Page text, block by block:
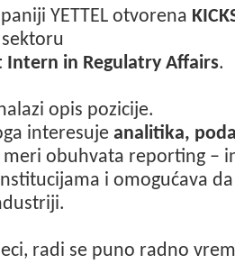
YETTEL otvorena
Intern in Regulatry Affairs.
opis pozicije.
interesuje analitika,
meri obuhvata reporting –
i omogućava
radi se puno radno